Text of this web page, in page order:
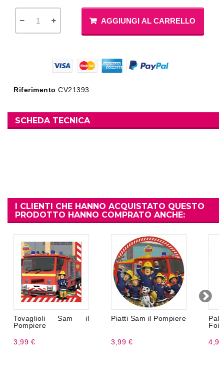
AGGIUNGI AL CARRELLO
Riferimento CV21393
SCHEDA TECNICA
I CLIENTI CHE HANNO ACQUISTATO QUESTO
PRODOTTO HANNO COMPRATO ANCHE:
Tovaglioli Sam il
Pompiere
3,99 €
Piatti Sam il Pompiere
3,99 €
Foil